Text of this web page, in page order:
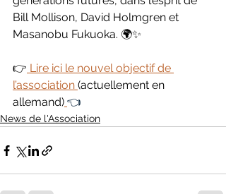
Bill Mollison, David Holmgren et
Masanobu Fukuoka. 🌍✨
👉 Lire ici le nouvel objectif de
l’association (actuellement en
allemand) 👈
News de l'Association